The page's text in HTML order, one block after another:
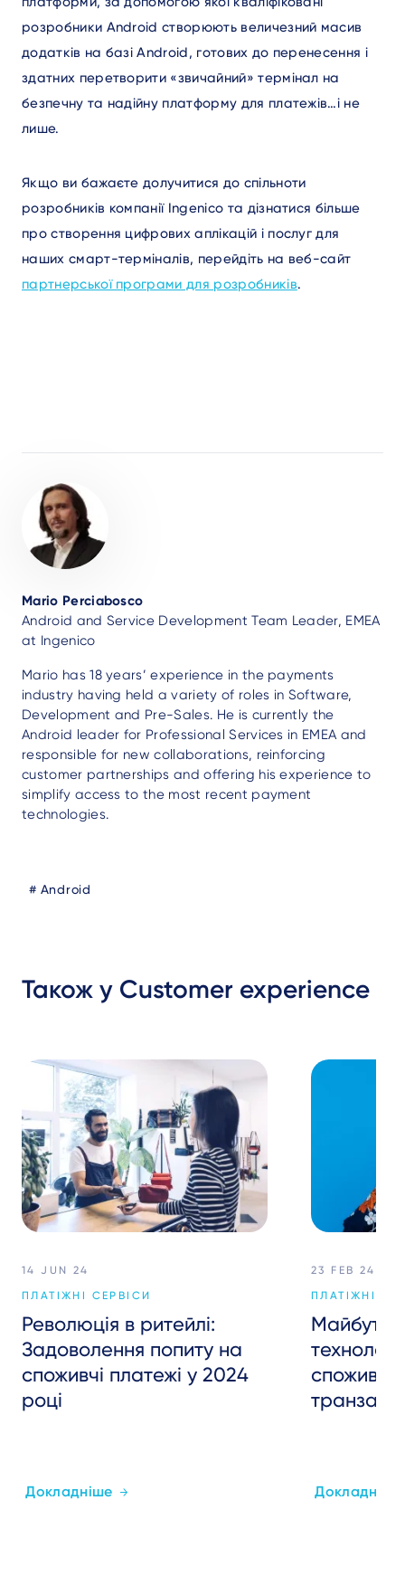
розробники Android створюють величезний масив
додатків на базі Android, готових до перенесення і
здатних перетворити «звичайний» термінал на
безпечну та надійну платформу для платежів…і не
лише.
Якщо ви бажаєте долучитися до спільноти
розробників компанії Ingenico та дізнатися більше
про створення цифрових аплікацій і послуг для
наших смарт-терміналів, перейдіть на веб-сайт
партнерської програми для розробників.
Mario Perciabosco
Android and Service Development Team Leader, EMEA
at Ingenico
Mario has 18 years’ experience in the payments
industry having held a variety of roles in Software,
Development and Pre-Sales. He is currently the
Android leader for Professional Services in EMEA and
responsible for new collaborations, reinforcing
customer partnerships and offering his experience to
simplify access to the most recent payment
technologies.
BlogAndroid
Також у Customer experience
14 JUN 24
ПЛАТІЖНІ СЕРВІСИ
Революція в ритейлі:
Задоволення попиту на
споживчі платежі у 2024
році
Докладніше
23 FEB 24
ПЛАТІЖНІ
Майбутнє
Докладніше